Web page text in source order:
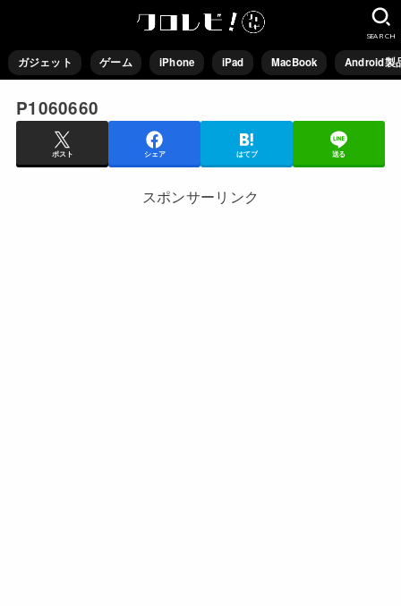
ガジェット ゲーム iPhone iPad MacBook Android製
SEARCH
P1060660
ポスト シェア はてブ 送る
スポンサーリンク